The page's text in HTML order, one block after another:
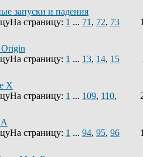
запуски и падения
На страницу: 1 ... 71 , 72, 73
На страницу: 1 ... 13, 14, 15
X
На страницу: 1 ... 109, 110,
На страницу: 1 ... 94, 95, 96